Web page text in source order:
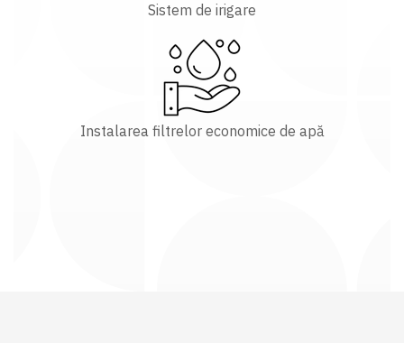
Sistem de irigare
Instalarea filtrelor economice de apă